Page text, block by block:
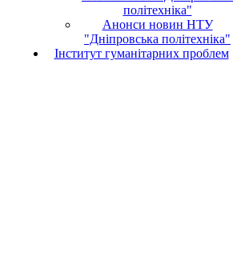
політехніка"
Анонси новин НТУ
"Дніпровська політехніка"
Інститут гуманітарних проблем